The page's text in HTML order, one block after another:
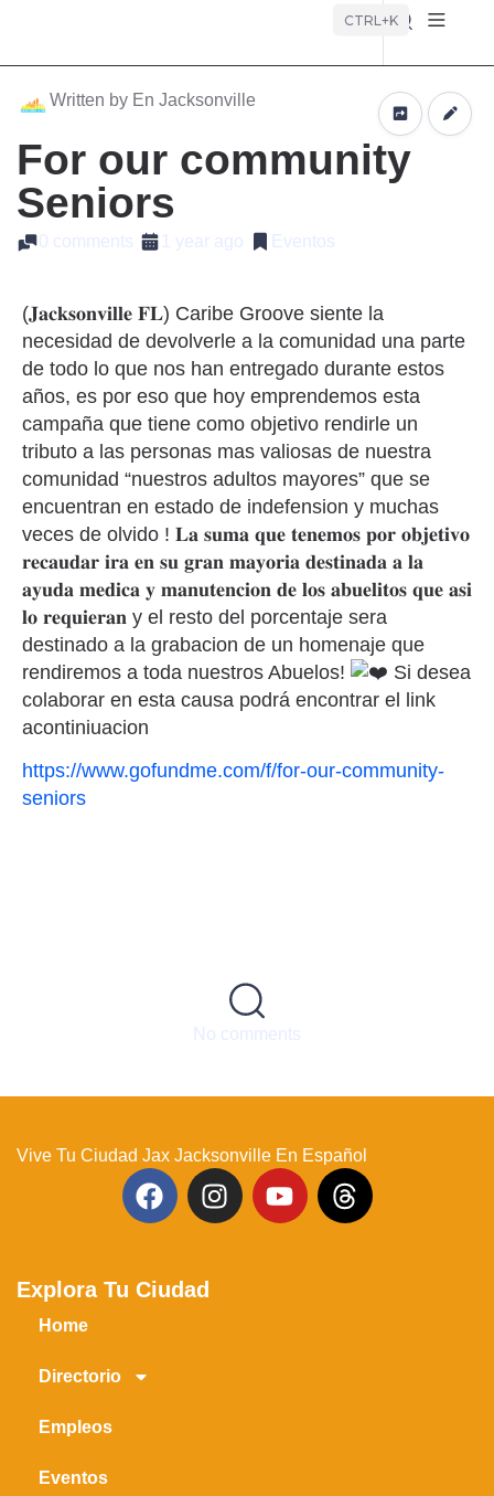
CTRL+K
Written by En Jacksonville
For our community
Seniors
0 comments 1 year ago Eventos
(𝐉𝐚𝐜𝐤𝐬𝐨𝐧𝐯𝐢𝐥𝐥𝐞 𝐅𝐋) Caribe Groove siente la
necesidad de devolverle a la comunidad una parte
de todo lo que nos han entregado durante estos
años, es por eso que hoy emprendemos esta
campaña que tiene como objetivo rendirle un
tributo a las personas mas valiosas de nuestra
comunidad “nuestros adultos mayores” que se
encuentran en estado de indefension y muchas
veces de olvido ! 𝐋𝐚 𝐬𝐮𝐦𝐚 𝐪𝐮𝐞 𝐭𝐞𝐧𝐞𝐦𝐨𝐬 𝐩𝐨𝐫 𝐨𝐛𝐣𝐞𝐭𝐢𝐯𝐨
𝐫𝐞𝐜𝐚𝐮𝐝𝐚𝐫 𝐢𝐫𝐚 𝐞𝐧 𝐬𝐮 𝐠𝐫𝐚𝐧 𝐦𝐚𝐲𝐨𝐫𝐢𝐚 𝐝𝐞𝐬𝐭𝐢𝐧𝐚𝐝𝐚 𝐚 𝐥𝐚
𝐚𝐲𝐮𝐝𝐚 𝐦𝐞𝐝𝐢𝐜𝐚 𝐲 𝐦𝐚𝐧𝐮𝐭𝐞𝐧𝐜𝐢𝐨𝐧 𝐝𝐞 𝐥𝐨𝐬 𝐚𝐛𝐮𝐞𝐥𝐢𝐭𝐨𝐬 𝐪𝐮𝐞 𝐚𝐬𝐢
𝐥𝐨 𝐫𝐞𝐪𝐮𝐢𝐞𝐫𝐚𝐧 y el resto del porcentaje sera
destinado a la grabacion de un homenaje que
rendiremos a toda nuestros Abuelos!
Si desea
colaborar en esta causa podrá encontrar el link
acontiniuacion
https://www.gofundme.com/f/for-our-community-
seniors
No comments
Vive Tu Ciudad Jax Jacksonville En Español
Explora Tu Ciudad
Home
Directorio
Empleos
Eventos